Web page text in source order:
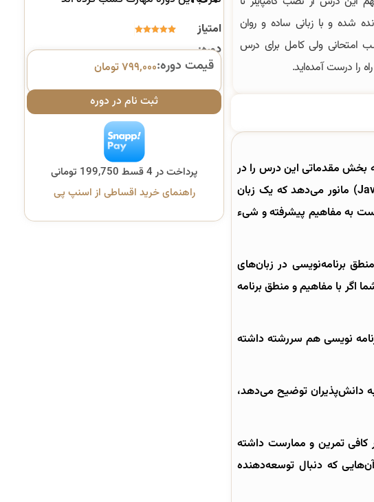
شده و با زبانی ساده و روان
امتحانی ولی کامل برای درس
را درست آمده‌اید.
بخش مقدماتی این درس را در
(Java) مانور می‌دهد که یک زبان
است به مفاهیم پیشرفته و شیء
برنامه‌نویسی در زبان‌های
با مفاهیم و منطق برنامه
نویسی هم سررشته داشته
دانش‌پذیران توضیح می‌دهد،
کافی تمرین و ممارست داشته
که دنبال توسعه‌دهنده
امتیاز
دوره:
در امتیازدهی
مشتری
قیمت دوره:۷۹۹,۰۰۰تومان
ثبت نام در دوره
پرداخت در 4 قسط 199,750 تومانی
راهنمای خرید اقساطی از اسنپ پی